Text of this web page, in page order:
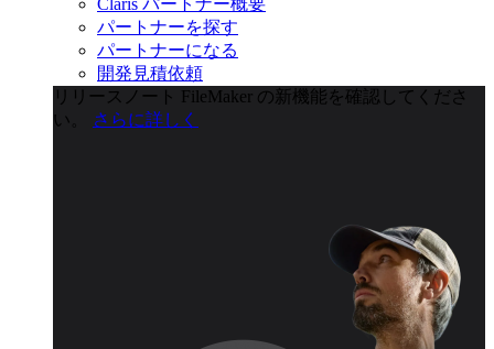
Claris パートナー概要
パートナーを探す
パートナーになる
開発見積依頼
リリースノート
FileMaker の新機能を確認してくださ
い。
さらに詳しく